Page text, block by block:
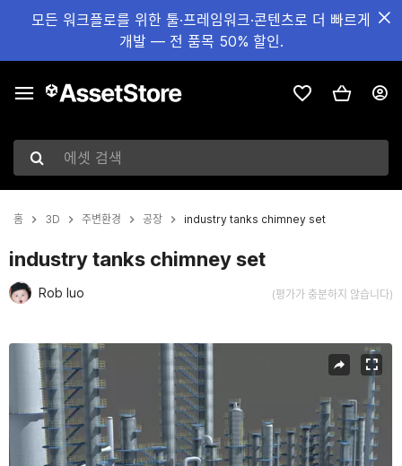
모든 워크플로를 위한 툴·프레임워크·콘텐츠로 더 빠르게
개발 — 전 품목 50% 할인.
에셋 검색
홈 3D 주변환경 공장 industry tanks chimney set
industry tanks chimney set
Rob luo (평가가 충분하지 않습니다)
현재 슬라이드: 1 / 11